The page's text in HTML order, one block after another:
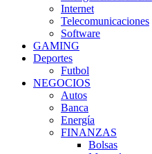
Internet
Telecomunicaciones
Software
GAMING
Deportes
Futbol
NEGOCIOS
Autos
Banca
Energía
FINANZAS
Bolsas